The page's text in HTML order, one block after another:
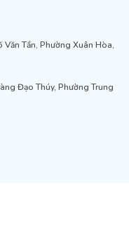
Tần, Phường Xuân Hòa,
Đạo Thúy, Phường Trung